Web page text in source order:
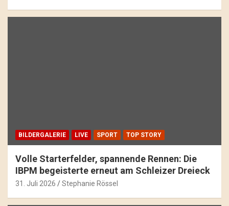
BILDERGALERIE LIVE SPORT TOP STORY
Volle Starterfelder, spannende Rennen: Die
IBPM begeisterte erneut am Schleizer Dreieck
31. Juli 2026 Stephanie Rössel